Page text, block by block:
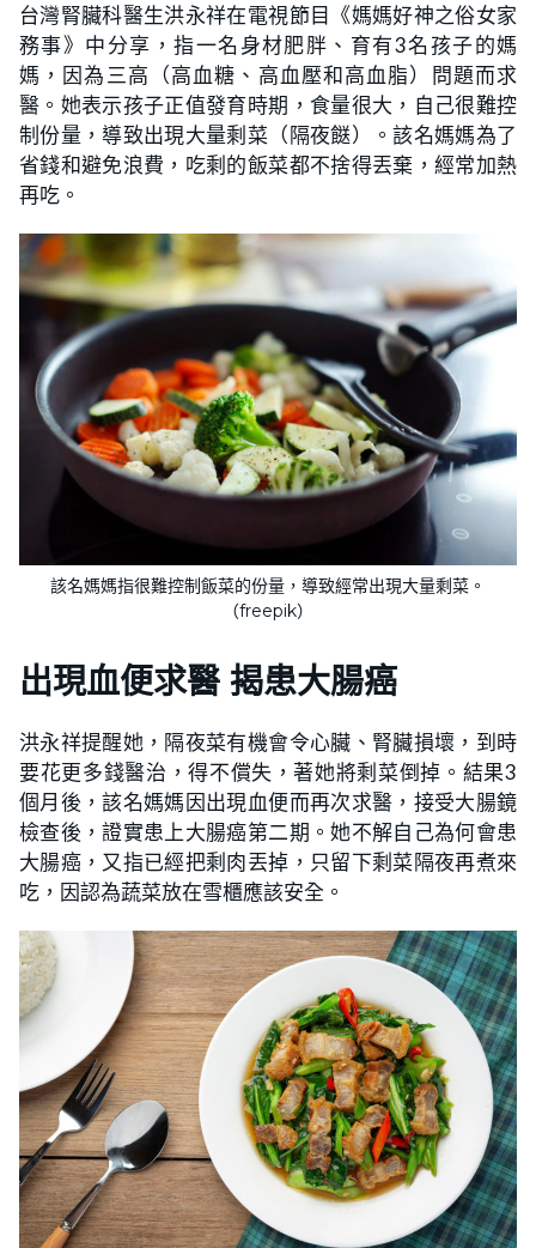
台灣腎臟科醫生洪永祥在電視節目《媽媽好神之俗女家
務事》中分享，指一名身材肥胖、育有3名孩子的媽
媽，因為三高（高血糖、高血壓和高血脂）問題而求
醫。她表示孩子正值發育時期，食量很大，自己很難控
制份量，導致出現大量剩菜（隔夜餸）。該名媽媽為了
省錢和避免浪費，吃剩的飯菜都不捨得丟棄，經常加熱
再吃。
該名媽媽指很難控制飯菜的份量，導致經常出現大量剩菜。
（freepik）
出現血便求醫 揭患大腸癌
洪永祥提醒她，隔夜菜有機會令心臟、腎臟損壞，到時
要花更多錢醫治，得不償失，著她將剩菜倒掉。結果3
個月後，該名媽媽因出現血便而再次求醫，接受大腸鏡
檢查後，證實患上大腸癌第二期。她不解自己為何會患
大腸癌，又指已經把剩肉丟掉，只留下剩菜隔夜再煮來
吃，因認為蔬菜放在雪櫃應該安全。